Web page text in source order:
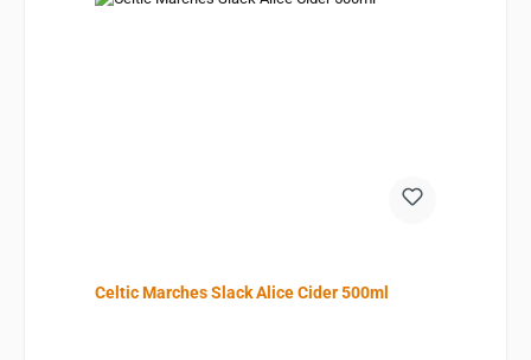
Celtic Marches Slack Alice Cider 500ml